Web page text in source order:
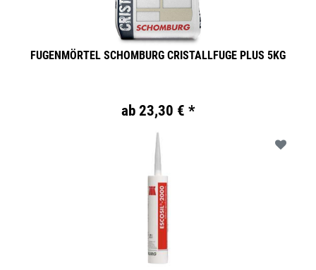
FUGENMÖRTEL SCHOMBURG CRISTALLFUGE PLUS 5KG
ab 23,30 € *